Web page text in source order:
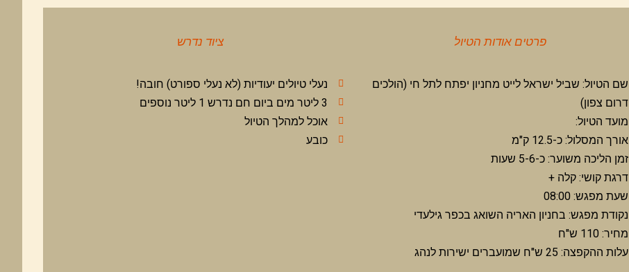
פרטים אודות הטיול
שם הטיול: שביל ישראל לייט מחניון יפתח לתל חי (הולכים
דרום צפון)
מועד הטיול:
אורך המסלול: כ-12.5 ק"מ
זמן הליכה משוער: כ-5-6 שעות
דרגת קושי: קלה +
שעת מפגש: 08:00
נקודת מפגש: בחניון האריה השואג בכפר גילעדי
מחיר: 110 ש"ח
עלות ההקפצה: 25 ש"ח שמועברים ישירות לנהג
ציוד נדרש
נעלי טיולים יעודיות (לא נעלי ספורט) חובה!
3 ליטר מים ביום חם נדרש 1 ליטר נוספים
אוכל למהלך הטיול
כובע